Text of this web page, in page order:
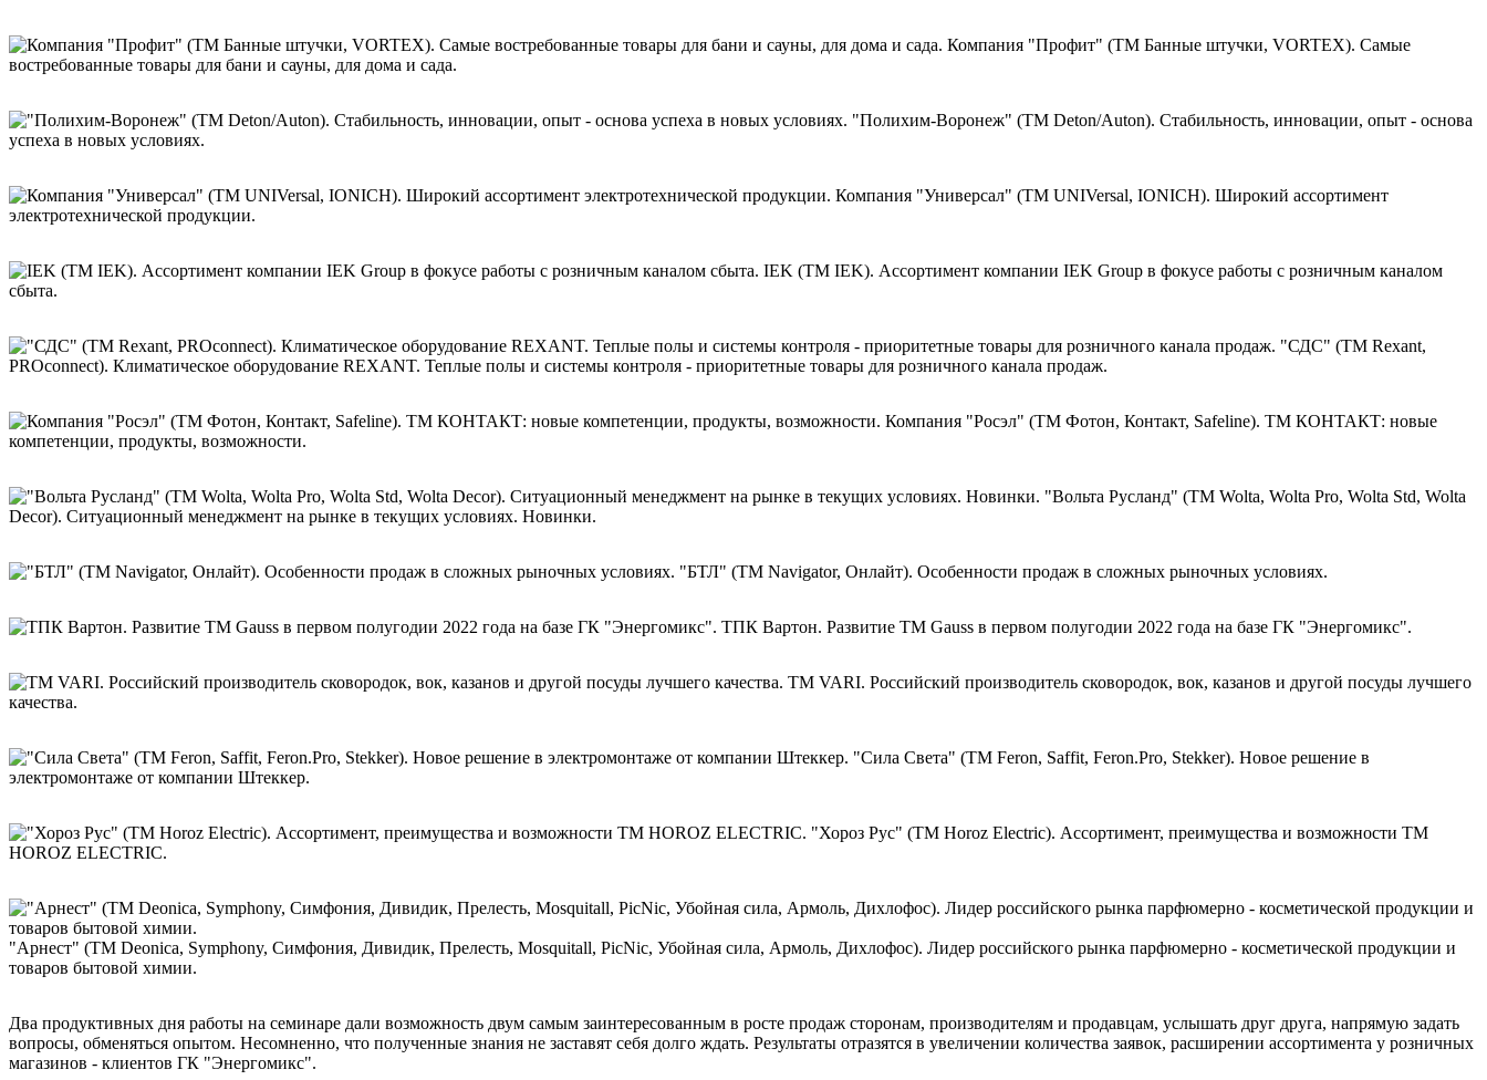
Компания "Профит" (ТМ Банные штучки, VORTEX). Самые
востребованные товары для бани и сауны, для дома и сада.
"Полихим-Воронеж" (ТМ Deton/Auton). Стабильность, инновации, опыт - основа
успеха в новых условиях.
Компания "Универсал" (ТМ UNIVersal, IONICH). Широкий ассортимент
электротехнической продукции.
IEK (ТМ IEK). Ассортимент компании IEK Group в фокусе работы с розничным каналом
сбыта.
"СДС" (ТМ Rexant,
PROconnect). Климатическое оборудование REXANT. Теплые полы и системы контроля - приоритетные товары для розничного канала продаж.
Компания "Росэл" (ТМ Фотон, Контакт, Safeline). ТМ КОНТАКТ: новые
компетенции, продукты, возможности.
"Вольта Русланд" (ТМ Wolta, Wolta Pro, Wolta Std, Wolta
Decor). Ситуационный менеджмент на рынке в текущих условиях. Новинки.
"БТЛ" (ТМ Navigator, Онлайт). Особенности продаж в сложных рыночных условиях.
ТПК Вартон. Развитие ТМ Gauss в первом полугодии 2022 года на базе ГК "Энергомикс".
ТМ VARI. Российский производитель сковородок, вок, казанов и другой посуды лучшего
качества.
"Сила Света" (ТМ Feron, Saffit, Feron.Pro, Stekker). Новое решение в
электромонтаже от компании Штеккер.
"Хороз Рус" (ТМ Horoz Electric). Ассортимент, преимущества и возможности ТМ
HOROZ ELECTRIC.
"Арнест" (ТМ Deonica, Symphony, Симфония, Дивидик, Прелесть, Mosquitall, PicNic, Убойная сила, Армоль, Дихлофос). Лидер российского рынка парфюмерно - косметической продукции и
товаров бытовой химии.
Два продуктивных дня работы на семинаре дали возможность двум самым заинтересованным в росте продаж сторонам, производителям и продавцам, услышать друг друга, напрямую задать
вопросы, обменяться опытом. Несомненно, что полученные знания не заставят себя долго ждать. Результаты отразятся в увеличении количества заявок, расширении ассортимента у розничных
магазинов - клиентов ГК "Энергомикс".